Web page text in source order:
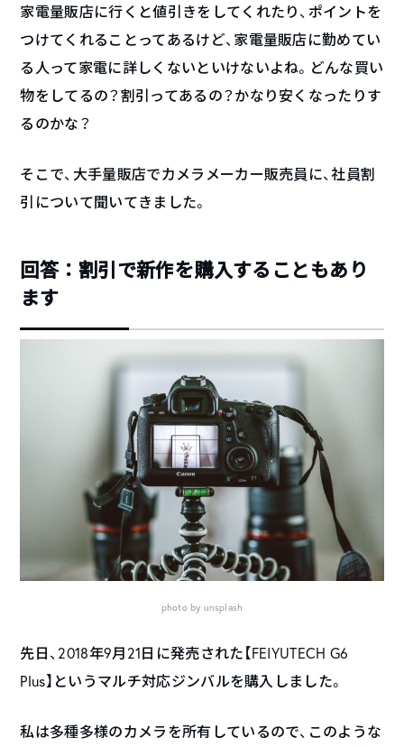
家電量販店に行くと値引きをしてくれたり、ポイントを
つけてくれることってあるけど、家電量販店に勤めてい
る人って家電に詳しくないといけないよね。どんな買い
物をしてるの？割引ってあるの？かなり安くなったりす
るのかな？
そこで、大手量販店でカメラメーカー販売員に、社員割
引について聞いてきました。
回答：割引で新作を購入することもあり
ます
photo by unsplash
先日、2018年9月21日に発売された【FEIYUTECH G6
Plus】というマルチ対応ジンバルを購入しました。
私は多種多様のカメラを所有しているので、このような